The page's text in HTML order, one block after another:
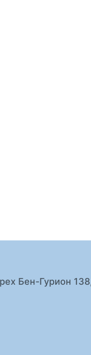
Бен-Гурион